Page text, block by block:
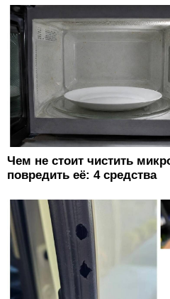
Чем не стоит чистить
повредить её: 4 средства